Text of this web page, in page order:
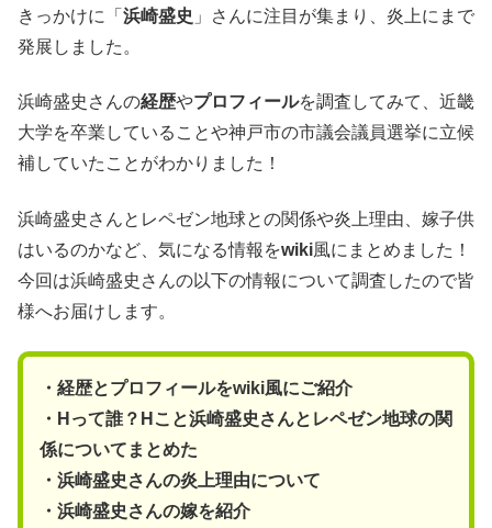
きっかけに「 浜崎盛史 」さんに注目が集まり、炎上にまで
発展しました。
浜崎盛史さんの経歴やプロフィールを調査してみて、近畿
大学を卒業していることや神戸市の市議会議員選挙に立候
補していたことがわかりました！
浜崎盛史さんとレペゼン地球との関係や炎上理由、嫁子供
はいるのかなど、気になる情報をwiki風にまとめました！
今回は浜崎盛史さんの以下の情報について調査したので皆
様へお届けします。
・経歴とプロフィールをwiki風にご紹介
・Hって誰？Hこと浜崎盛史さんとレペゼン地球の関
係についてまとめた
・浜崎盛史さんの炎上理由について
・浜崎盛史さんの嫁を紹介